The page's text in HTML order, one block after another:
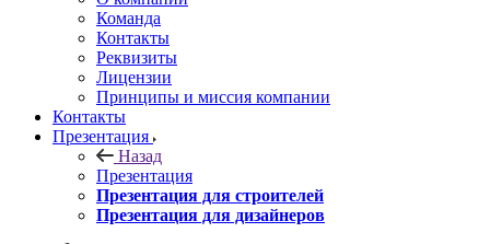
Команда
Контакты
Реквизиты
Лицензии
Принципы и миссия компании
Контакты
Презентация
Назад
Презентация
Презентация для строителей
Презентация для дизайнеров